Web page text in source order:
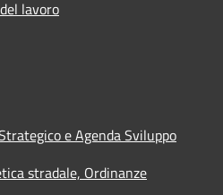
lavoro
e Agenda Sviluppo
stradale, Ordinanze